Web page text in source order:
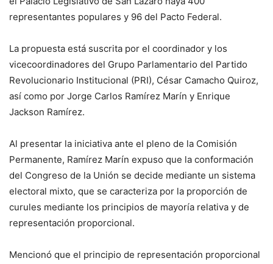
representantes populares y 96 del Pacto Federal.
La propuesta está suscrita por el coordinador y los
vicecoordinadores del Grupo Parlamentario del Partido
Revolucionario Institucional (PRI), César Camacho Quiroz,
así como por Jorge Carlos Ramírez Marín y Enrique
Jackson Ramírez.
Al presentar la iniciativa ante el pleno de la Comisión
Permanente, Ramírez Marín expuso que la conformación
del Congreso de la Unión se decide mediante un sistema
electoral mixto, que se caracteriza por la proporción de
curules mediante los principios de mayoría relativa y de
representación proporcional.
Mencionó que el principio de representación proporcional